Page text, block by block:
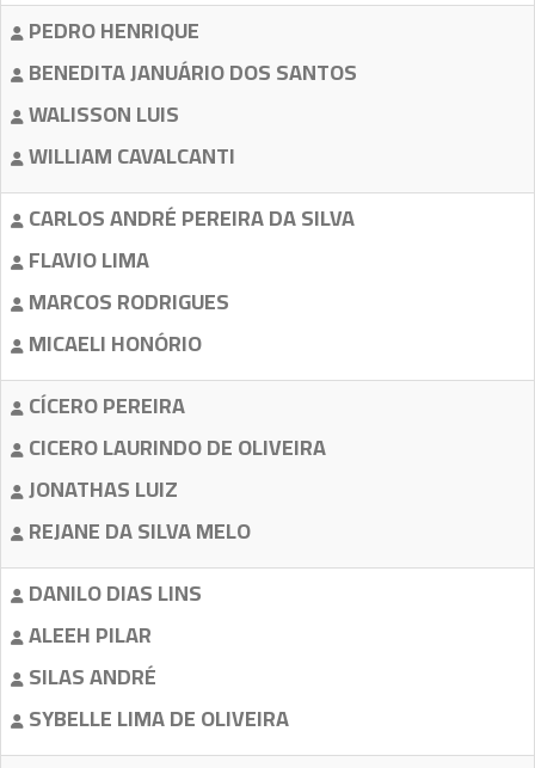
PEDRO HENRIQUE
BENEDITA JANUÁRIO DOS SANTOS
WALISSON LUIS
WILLIAM CAVALCANTI
CARLOS ANDRÉ PEREIRA DA SILVA
FLAVIO LIMA
MARCOS RODRIGUES
MICAELI HONÓRIO
CÍCERO PEREIRA
CICERO LAURINDO DE OLIVEIRA
JONATHAS LUIZ
REJANE DA SILVA MELO
DANILO DIAS LINS
ALEEH PILAR
SILAS ANDRÉ
SYBELLE LIMA DE OLIVEIRA